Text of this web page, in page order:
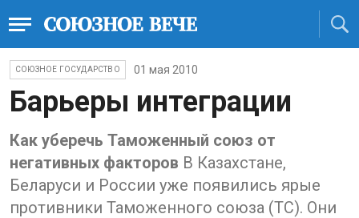
СОЮЗНОЕ ГОСУДАРСТВО 01 мая 2010
Барьеры интеграции
Как уберечь Таможенный союз от
негативных факторов В Казахстане,
Беларуси и России уже появились ярые
противники Таможенного союза (ТС). Они